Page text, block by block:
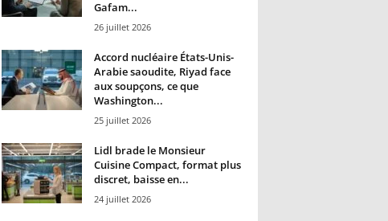
Gafam...
26 juillet 2026
Accord nucléaire États-Unis-
Arabie saoudite, Riyad face
aux soupçons, ce que
Washington...
25 juillet 2026
Lidl brade le Monsieur
Cuisine Compact, format plus
discret, baisse en...
24 juillet 2026